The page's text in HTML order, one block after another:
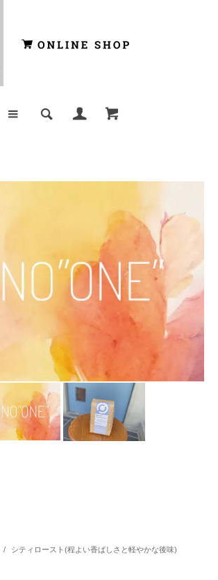
/ シティロースト(程よい香ばしさと軽やかな後味)